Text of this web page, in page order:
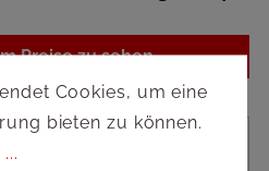
Preise zu sehen
Cookies, um eine
bieten zu können.